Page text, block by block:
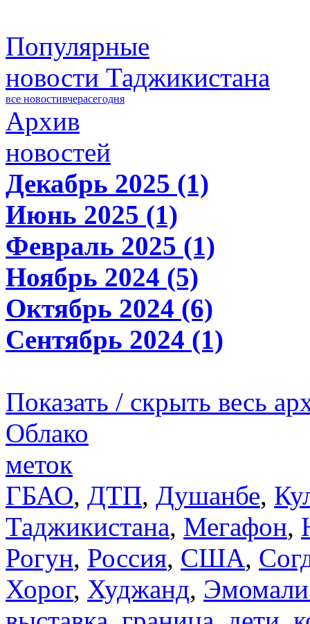
Популярные
новости Таджикистана
все новостивчерасегодня
Архив
новостей
Декабрь 2025 (1)
Июнь 2025 (1)
Февраль 2025 (1)
Ноябрь 2024 (5)
Октябрь 2024 (6)
Сентябрь 2024 (1)
Показать / скрыть весь
Облако
меток
ГБАО, ДТП, Душанбе,
Таджикистана, Мегафон,
Рогун, Россия, США,
Хорог, Худжанд,